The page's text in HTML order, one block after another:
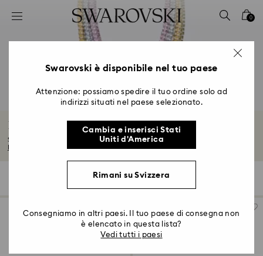
Accesskeys list
2 - Footer
4 - Search results
0
Bestsellers: i più amati
Scopri i nostri bestseller e pezzi più popolari, gioielli e statuine incantevoli...
Filtri
per
Swarovski è disponibile nel tuo paese
Attenzione: possiamo spedire il tuo ordine solo ad
indirizzi situati nel paese selezionato.
Cambia e inserisci Stati
Uniti d'America
Rimani su Svizzera
Consegniamo in altri paesi. Il tuo paese di consegna non
è elencato in questa lista?
Vedi tutti i paesi